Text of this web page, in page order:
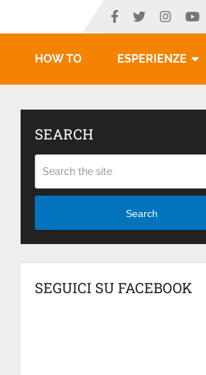
HOW TO ESPERIENZE
SEARCH
Search
SEGUICI SU FACEBOOK